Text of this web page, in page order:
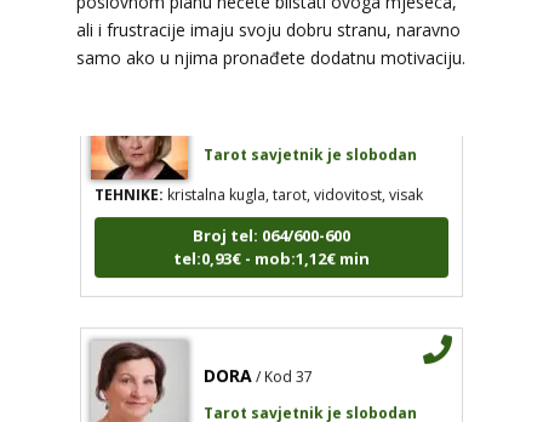
ali i frustracije imaju svoju dobru stranu, naravno
samo ako u njima pronađete dodatnu motivaciju.
TEHNIKE:kristalna kugla, tarot, vidovitost, visak
Broj tel: 064/600-600
tel:0,93€ - mob:1,12€ min